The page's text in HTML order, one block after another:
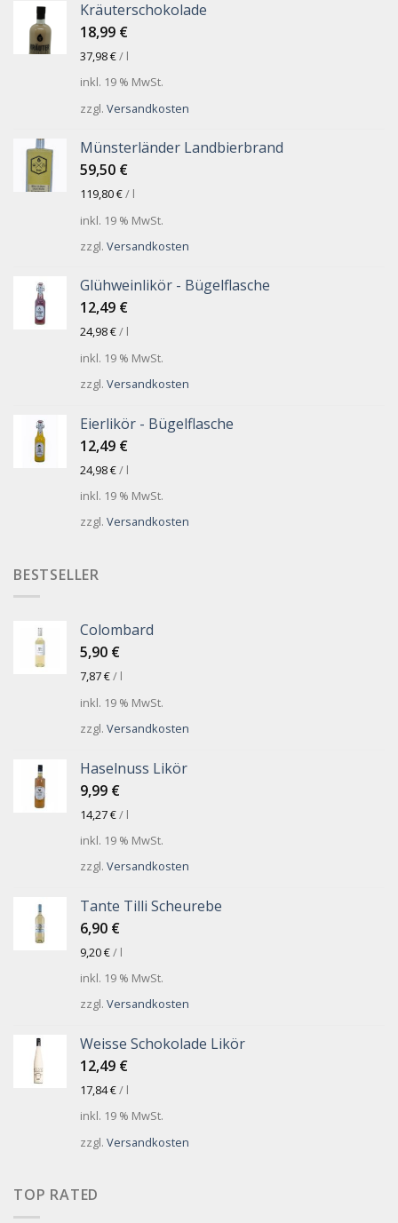
Kräuterschokolade
18,99 €
37,98€/ l
inkl. 19 % MwSt.
zzgl. Versandkosten
Münsterländer Landbierbrand
59,50 €
119,80€/ l
inkl. 19 % MwSt.
zzgl. Versandkosten
Glühweinlikör - Bügelflasche
12,49 €
24,98€/ l
inkl. 19 % MwSt.
zzgl. Versandkosten
Eierlikör - Bügelflasche
12,49 €
24,98€/ l
inkl. 19 % MwSt.
zzgl. Versandkosten
BESTSELLER
Colombard
5,90 €
7,87€/ l
inkl. 19 % MwSt.
zzgl. Versandkosten
Haselnuss Likör
9,99 €
14,27€/ l
inkl. 19 % MwSt.
zzgl. Versandkosten
Tante Tilli Scheurebe
6,90 €
9,20€/ l
inkl. 19 % MwSt.
zzgl. Versandkosten
Weisse Schokolade Likör
12,49 €
17,84€/ l
inkl. 19 % MwSt.
zzgl. Versandkosten
TOP RATED